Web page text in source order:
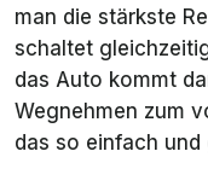
man die stärkste
schaltet
das Auto kommt
Wegnehmen zum
das so einfach und